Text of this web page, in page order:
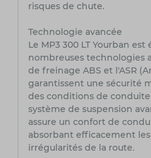
risques de chute.
Technologie avancée
Le MP3 300 LT Yourban est
nombreuses technologies
de freinage ABS et l'ASR
garantissent une sécurité
des conditions de
système de suspension
assure un confort de
absorbant efficacement
irrégularités de la route.